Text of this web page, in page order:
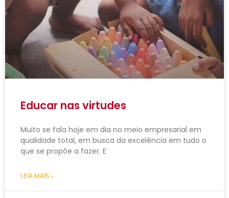
Educar nas virtudes
Muito se fala hoje em dia no meio empresarial em
qualidade total, em busca da excelência em tudo o
que se propõe a fazer. E
LEIA MAIS »